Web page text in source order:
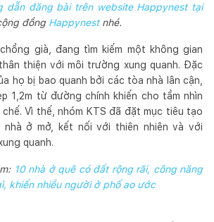
dẫn đăng bài trên website Happynest tại
đồng Happynest nhé.
già, đang tìm kiếm một không gian
thiện với môi trường xung quanh. Đặc
họ bị bao quanh bởi các tòa nhà lân cận,
1,2m từ đường chính khiến cho tầm nhìn
Vì thế, nhóm KTS đã đặt mục tiêu tạo
nhà ở mở, kết nối với thiên nhiên và với
quanh.
10 nhà ở quê có đất rộng rãi, công năng
khiến nhiều người ở phố ao ước